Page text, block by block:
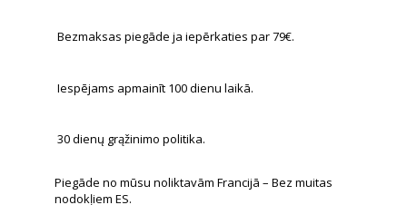
Bezmaksas piegāde ja iepērkaties par 79€.
Iespējams apmainīt 100 dienu laikā.
30 dienų grąžinimo politika.
Piegāde no mūsu noliktavām Francijā – Bez muitas
nodokļiem ES.